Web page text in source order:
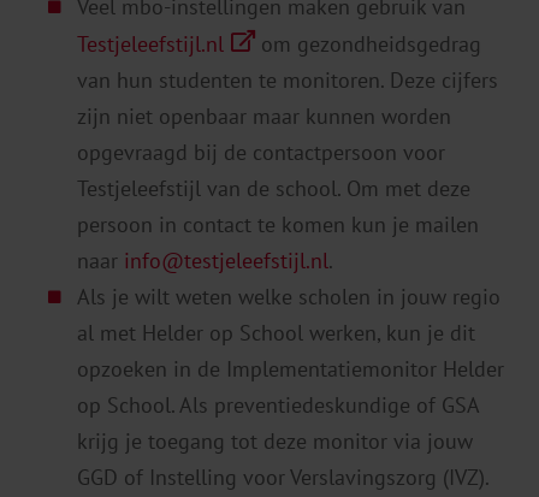
Veel mbo-instellingen maken gebruik van
Testjeleefstijl.nl
om gezondheidsgedrag
van hun studenten te monitoren. Deze cijfers
zijn niet openbaar maar kunnen worden
opgevraagd bij de contactpersoon voor
Testjeleefstijl van de school. Om met deze
persoon in contact te komen kun je mailen
naar info@testjeleefstijl.nl.
Als je wilt weten welke scholen in jouw regio
al met Helder op School werken, kun je dit
opzoeken in de Implementatiemonitor Helder
op School. Als preventiedeskundige of GSA
krijg je toegang tot deze monitor via jouw
GGD of Instelling voor Verslavingszorg (IVZ).